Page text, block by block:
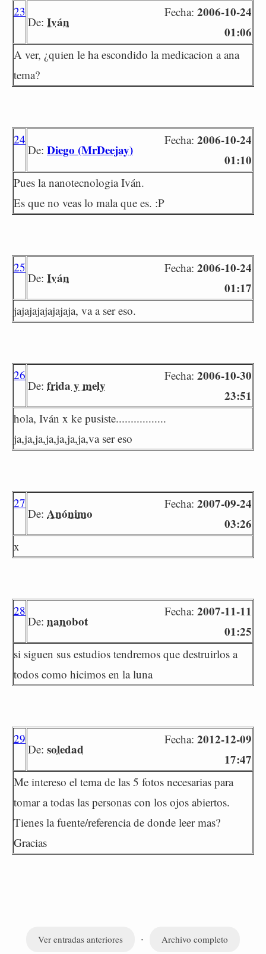
23
De: Iván
Fecha: 2006-10-24
01:06
A ver, ¿quien le ha escondido la medicacion a ana
tema?
24
De: Diego (MrDeejay)
Fecha: 2006-10-24
01:10
Pues la nanotecnologia Iván.
Es que no veas lo mala que es. :P
25
De: Iván
Fecha: 2006-10-24
01:17
jajajajajajajaja, va a ser eso.
26
De: frida y mely
Fecha: 2006-10-30
23:51
hola, Iván x ke pusiste.................
ja,ja,ja,ja,ja,ja,ja,va ser eso
27
De: Anónimo
Fecha: 2007-09-24
03:26
x
28
De: nanobot
Fecha: 2007-11-11
01:25
si siguen sus estudios tendremos que destruirlos a
todos como hicimos en la luna
29
De: soledad
Fecha: 2012-12-09
17:47
Me intereso el tema de las 5 fotos necesarias para
tomar a todas las personas con los ojos abiertos.
Tienes la fuente/referencia de donde leer mas?
Gracias
Ver entradas anteriores · Archivo completo